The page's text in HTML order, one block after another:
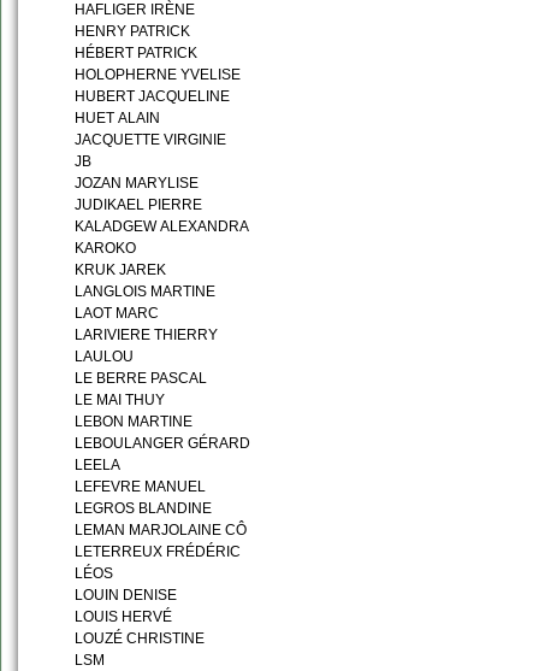
HAFLIGER IRÈNE
HENRY PATRICK
HÉBERT PATRICK
HOLOPHERNE YVELISE
HUBERT JACQUELINE
HUET ALAIN
JACQUETTE VIRGINIE
JB
JOZAN MARYLISE
JUDIKAEL PIERRE
KALADGEW ALEXANDRA
KAROKO
KRUK JAREK
LANGLOIS MARTINE
LAOT MARC
LARIVIERE THIERRY
LAULOU
LE BERRE PASCAL
LE MAI THUY
LEBON MARTINE
LEBOULANGER GÉRARD
LEELA
LEFEVRE MANUEL
LEGROS BLANDINE
LEMAN MARJOLAINE CÔ
LETERREUX FRÉDÉRIC
LÉOS
LOUIN DENISE
LOUIS HERVÉ
LOUZÉ CHRISTINE
LSM